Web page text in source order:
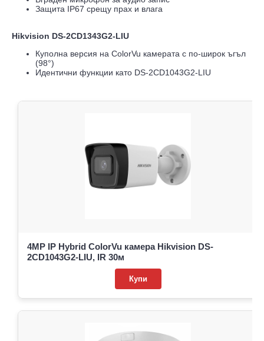
Защита IP67 срещу прах и влага
Hikvision DS-2CD1343G2-LIU
Куполна версия на ColorVu камерата с по-широк ъгъл
(98°)
Идентични функции като DS-2CD1043G2-LIU
4MP IP Hybrid ColorVu камера Hikvision DS-
2CD1043G2-LIU, IR 30м
Купи